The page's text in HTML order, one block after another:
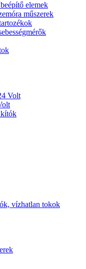
elemek
műszerek
Volt
vízhatlan tokok